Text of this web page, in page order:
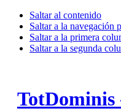
Saltar al contenido
Saltar a la navegación
Saltar a la primera
Saltar a la segunda
TotDominis